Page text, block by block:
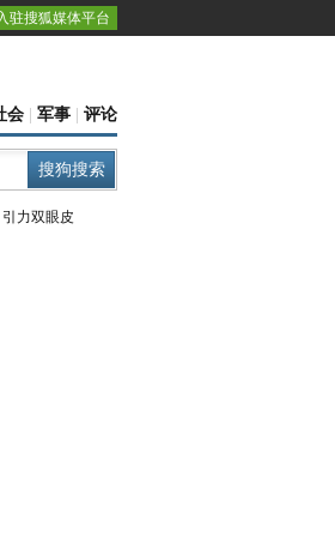
驻搜狐媒体平台
会 军事 评论
引力双眼皮